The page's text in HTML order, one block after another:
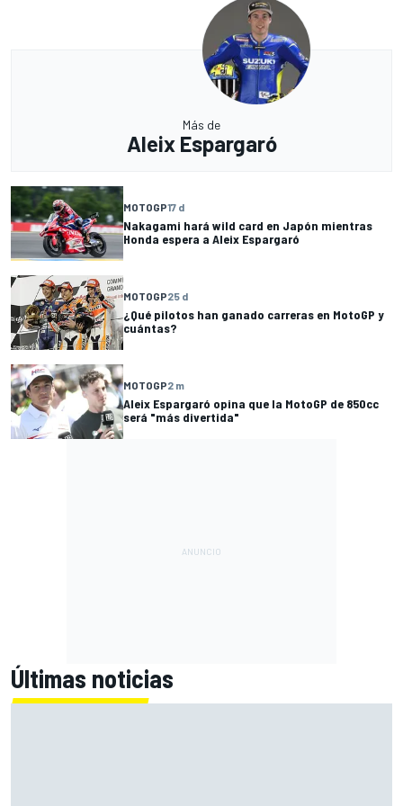
Más de
Aleix Espargaró
MOTOGP17 d
Nakagami hará wild card en Japón mientras
Honda espera a Aleix Espargaró
MOTOGP25 d
¿Qué pilotos han ganado carreras en MotoGP y
cuántas?
MOTOGP2 m
Aleix Espargaró opina que la MotoGP de 850cc
será "más divertida"
Últimas noticias